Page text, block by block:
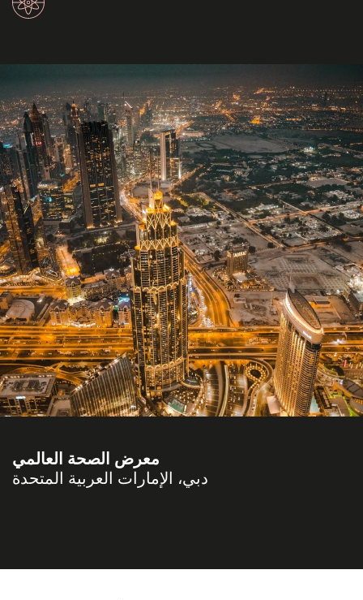
معرض الصحة العالمي
دبي، الإمارات العربية المتحدة